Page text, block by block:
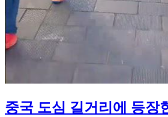
중국 도심 길거리에 등장